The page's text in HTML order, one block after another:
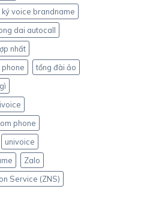
voice brandname
dai autocall
nhất
tổng đài ảo
phone
univoice
Zalo
Service (ZNS)